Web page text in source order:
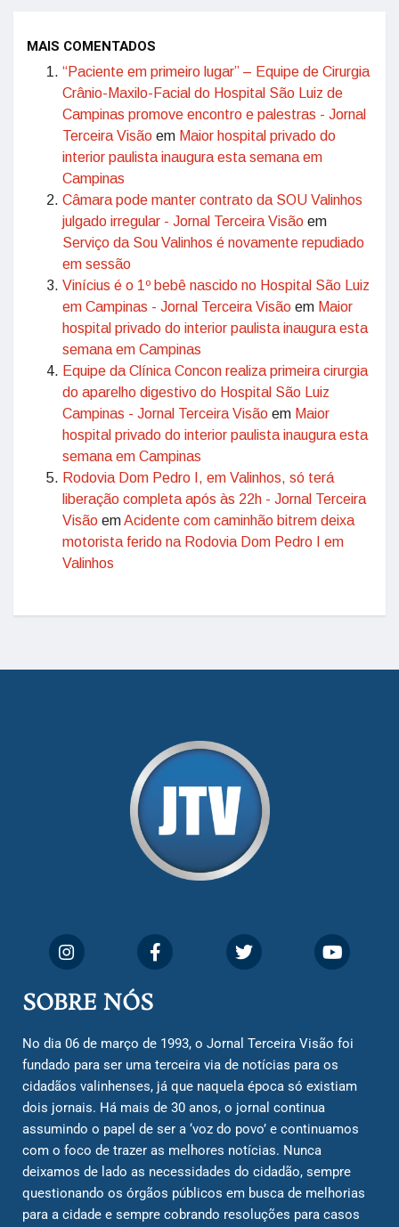
MAIS COMENTADOS
“Paciente em primeiro lugar” – Equipe de Cirurgia
Crânio-Maxilo-Facial do Hospital São Luiz de
Campinas promove encontro e palestras - Jornal
Terceira Visão em Maior hospital privado do
interior paulista inaugura esta semana em
Campinas
Câmara pode manter contrato da SOU Valinhos
julgado irregular - Jornal Terceira Visão em
Serviço da Sou Valinhos é novamente repudiado
em sessão
Vinícius é o 1º bebê nascido no Hospital São Luiz
em Campinas - Jornal Terceira Visão em Maior
hospital privado do interior paulista inaugura esta
semana em Campinas
Equipe da Clínica Concon realiza primeira cirurgia
do aparelho digestivo do Hospital São Luiz
Campinas - Jornal Terceira Visão em Maior
hospital privado do interior paulista inaugura esta
semana em Campinas
Rodovia Dom Pedro I, em Valinhos, só terá
liberação completa após às 22h - Jornal Terceira
Visão emAcidente com caminhão bitrem deixa
motorista ferido na Rodovia Dom Pedro I em
Valinhos
SOBRE NÓS
No dia 06 de março de 1993, o Jornal Terceira Visão foi
fundado para ser uma terceira via de notícias para os
cidadãos valinhenses, já que naquela época só existiam
dois jornais. Há mais de 30 anos, o jornal continua
assumindo o papel de ser a ‘voz do povo’ e continuamos
com o foco de trazer as melhores notícias. Nunca
deixamos de lado as necessidades do cidadão, sempre
questionando os órgãos públicos em busca de melhorias
para a cidade e sempre cobrando resoluções para casos